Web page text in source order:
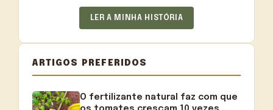
LER A MINHA HISTÓRIA
ARTIGOS PREFERIDOS
O fertilizante natural faz com que